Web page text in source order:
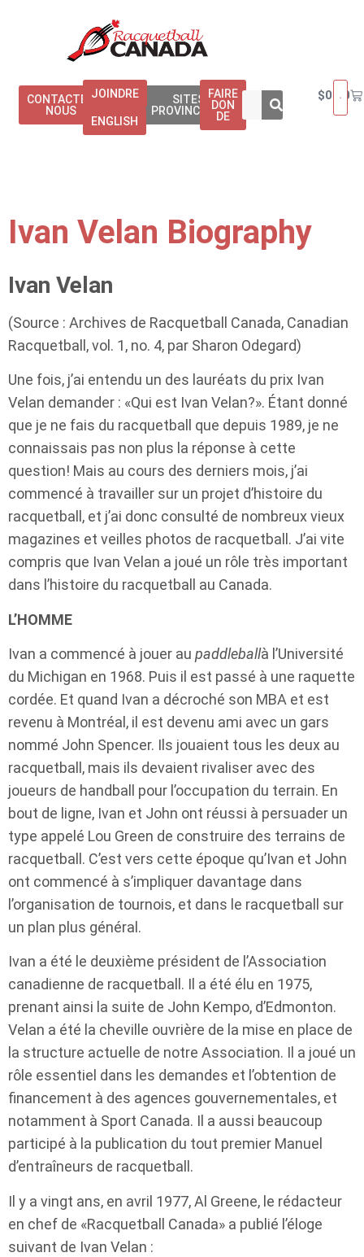
CONTACTEZ
NOUS
JOINDRE
ENGLISH
SITES
PROVINCIAUX
FAIRE
DON
DE
$0.00
Ivan Velan Biography
Ivan Velan
(Source : Archives de Racquetball Canada, Canadian
Racquetball, vol. 1, no. 4, par Sharon Odegard)
Une fois, j’ai entendu un des lauréats du prix Ivan
Velan demander : «Qui est Ivan Velan?». Étant donné
que je ne fais du racquetball que depuis 1989, je ne
connaissais pas non plus la réponse à cette
question! Mais au cours des derniers mois, j’ai
commencé à travailler sur un projet d’histoire du
racquetball, et j’ai donc consulté de nombreux vieux
magazines et veilles photos de racquetball. J’ai vite
compris que Ivan Velan a joué un rôle très important
dans l’histoire du racquetball au Canada.
L’HOMME
Ivan a commencé à jouer au paddleballà l’Université
du Michigan en 1968. Puis il est passé à une raquette
cordée. Et quand Ivan a décroché son MBA et est
revenu à Montréal, il est devenu ami avec un gars
nommé John Spencer. Ils jouaient tous les deux au
racquetball, mais ils devaient rivaliser avec des
joueurs de handball pour l’occupation du terrain. En
bout de ligne, Ivan et John ont réussi à persuader un
type appelé Lou Green de construire des terrains de
racquetball. C’est vers cette époque qu’Ivan et John
ont commencé à s’impliquer davantage dans
l’organisation de tournois, et dans le racquetball sur
un plan plus général.
Ivan a été le deuxième président de l’Association
canadienne de racquetball. Il a été élu en 1975,
prenant ainsi la suite de John Kempo, d’Edmonton.
Velan a été la cheville ouvrière de la mise en place de
la structure actuelle de notre Association. Il a joué un
rôle essentiel dans les demandes et l’obtention de
financement à des agences gouvernementales, et
notamment à Sport Canada. Il a aussi beaucoup
participé à la publication du tout premier Manuel
d’entraîneurs de racquetball.
Il y a vingt ans, en avril 1977, Al Greene, le rédacteur
en chef de «Racquetball Canada» a publié l’éloge
suivant de Ivan Velan :